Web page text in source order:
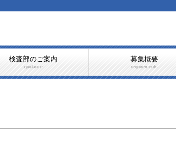
検査部のご案内
guidance
募集概要
requirements